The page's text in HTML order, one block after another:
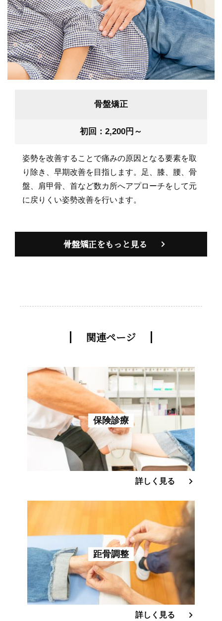
骨盤矯正
初回：2,200円～
姿勢を改善することで痛みの原因となる要素を取
り除き、早期改善を目指します。足、膝、腰、骨
盤、肩甲骨、首など数カ所へアプローチをして元
に戻りくい姿勢改善を行います。
骨盤矯正をもっと見る
関連ページ
保険診療
詳しく見る
距骨調整
詳しく見る